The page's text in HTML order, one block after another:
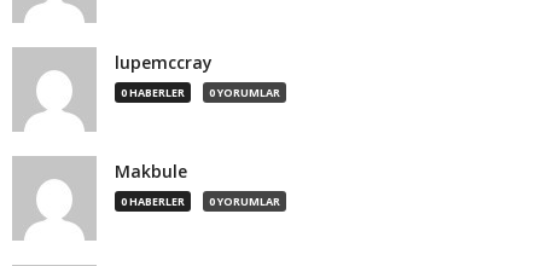
lupemccray
0 HABERLER 0 YORUMLAR
Makbule
0 HABERLER 0 YORUMLAR